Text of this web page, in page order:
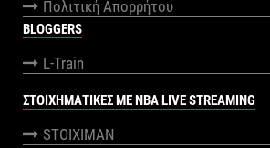
Πολιτική Απορρήτου
BLOGGERS
L-Train
ΣΤΟΙΧΗΜΑΤΙΚΕΣ ΜΕ NBA LIVE STREAMING
STOIXIMAN